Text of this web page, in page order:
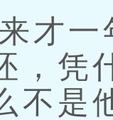
才一
，凭
不是